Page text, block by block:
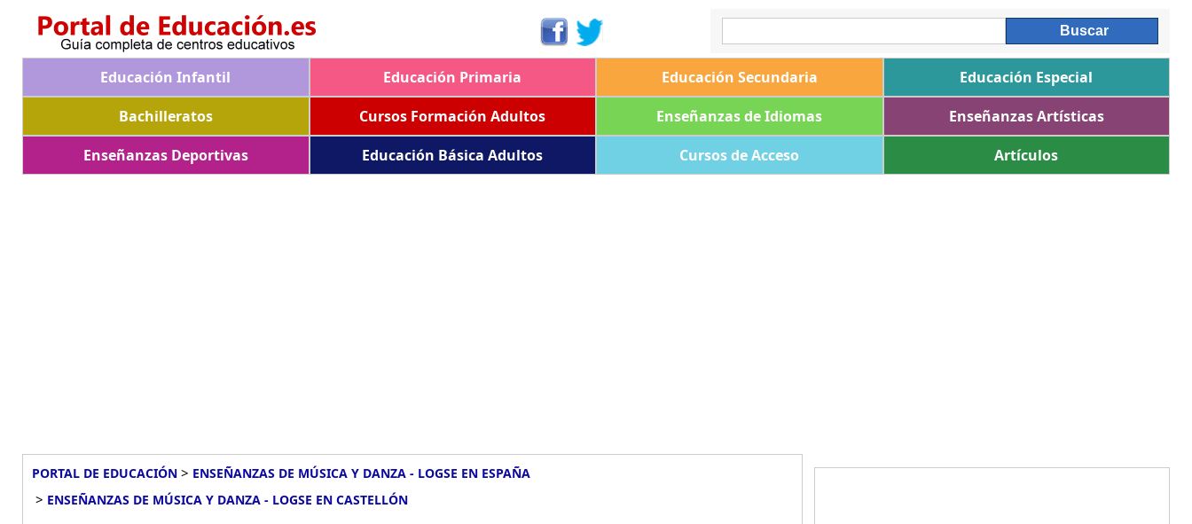
Educación Infantil Educación Primaria Educación Secundaria
Educación Especial
Bachilleratos
Cursos Formación Adultos Enseñanzas de Idiomas
Enseñanzas Artísticas
Enseñanzas Deportivas
Educación Básica Adultos Cursos de Acceso Artículos
PORTAL DE EDUCACIÓN > ENSEÑANZAS DE MÚSICA Y DANZA - LOGSE EN ESPAÑA
> ENSEÑANZAS DE MÚSICA Y DANZA - LOGSE EN CASTELLÓN